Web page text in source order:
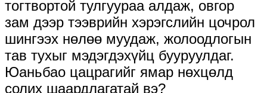
тогтвортой тулгуураа алдаж, овгор
зам дээр тээврийн хэрэгслийн цочрол
шингээх нөлөө муудаж, жолоодлогын
тав тухыг мэдэгдэхүйц бууруулдаг.
Юаньбао цацрагийг ямар нөхцөлд
солих шаардлагатай вэ?